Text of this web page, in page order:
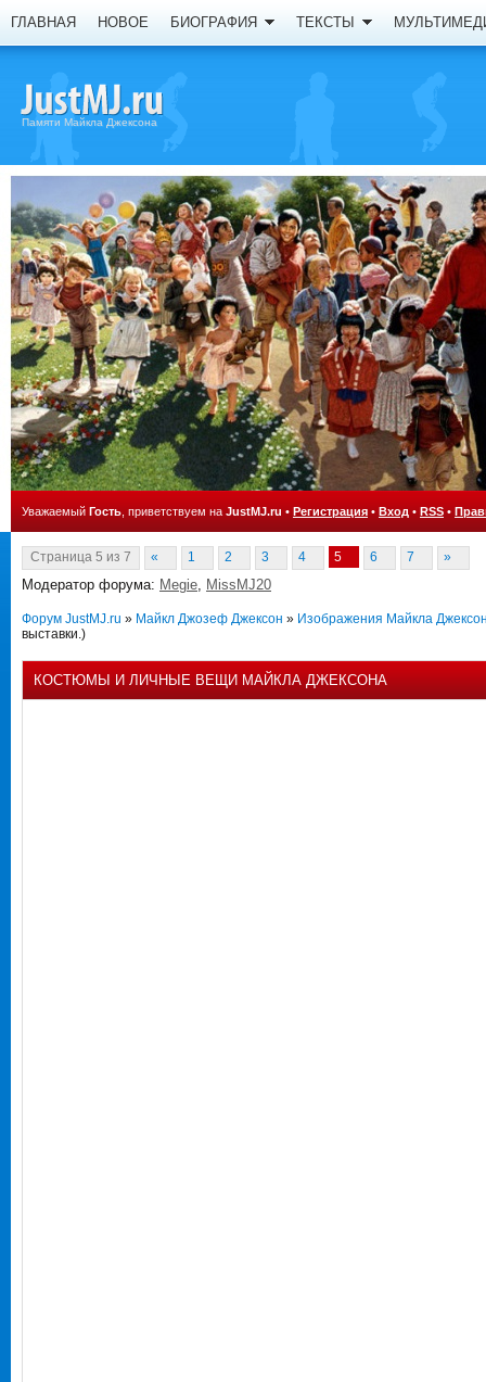
ГЛАВНАЯ НОВОЕ БИОГРАФИЯ ТЕКСТЫ
Памяти Майкла Джексона
Уважаемый Гость , приветствуем на JustMJ.ru • Регистрация • Вход • RSS •
Страница 5 из 7 « 1 2 3 4 5 6 7 »
Модератор форума: Megie, MissMJ20
Форум JustMJ.ru » Майкл Джозеф Джексон » Изображения Майкла
выставки.)
КОСТЮМЫ И ЛИЧНЫЕ ВЕЩИ МАЙКЛА ДЖЕКСОНА